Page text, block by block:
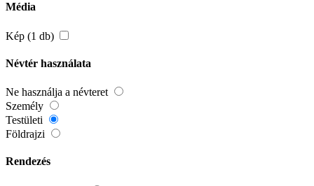
Média
Kép (1 db)
Névtér használata
Ne használja a névteret
Személy
Testületi
Földrajzi
Rendezés